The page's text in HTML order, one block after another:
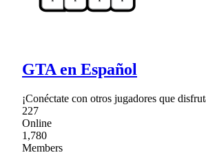
GTA en Español
¡Conéctate con otros jugadores que
227
Online
1,780
Members